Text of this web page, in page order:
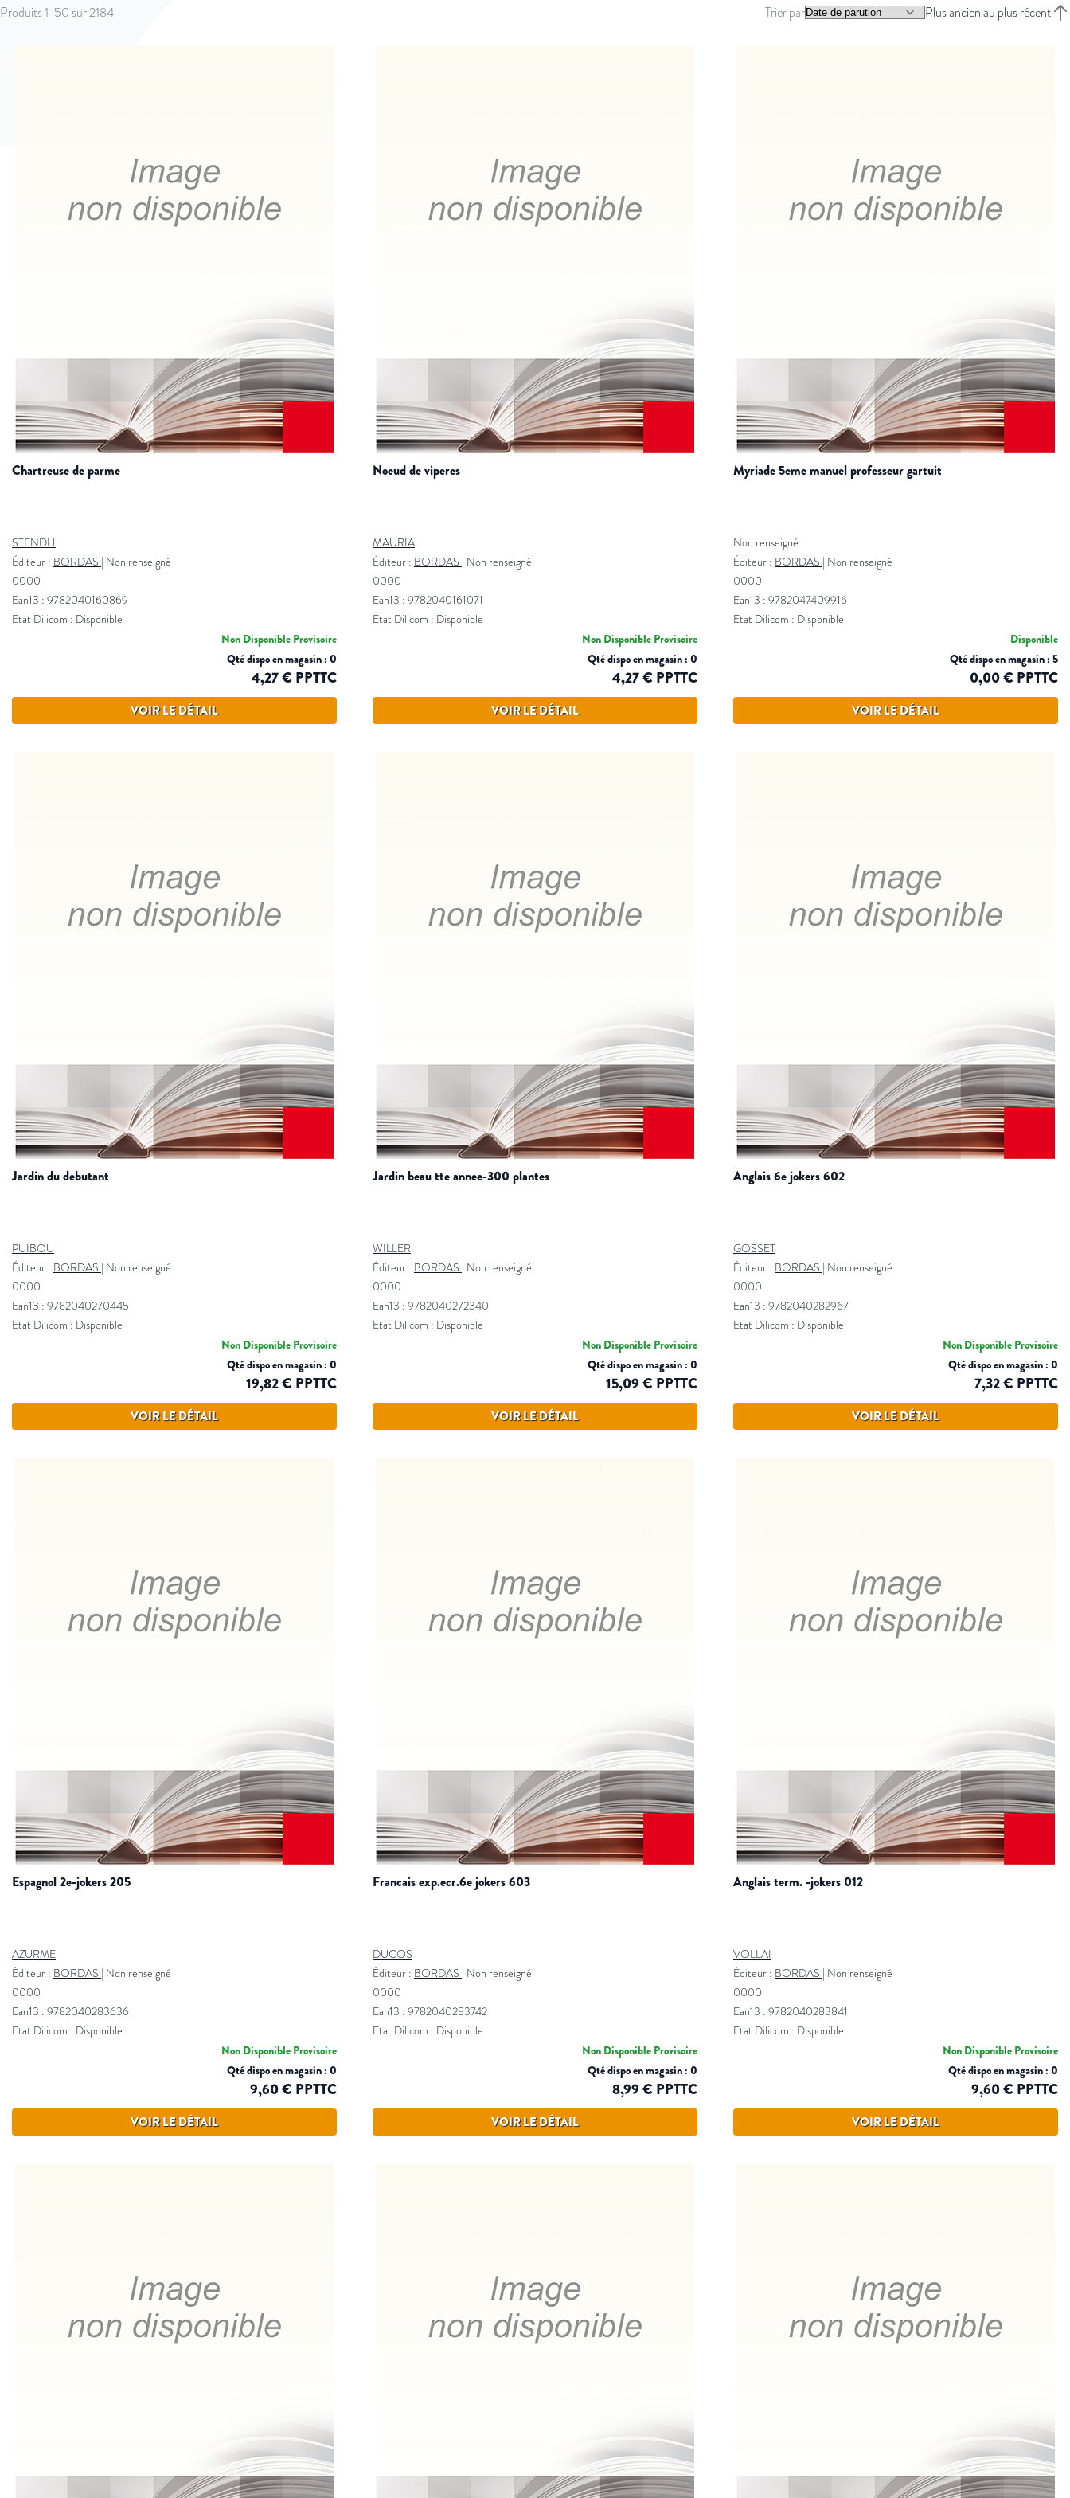
Produits1-50 sur2184 Trier par
Plus ancien au plus récent
chartreuse de parme
STENDH
Éditeur : BORDAS | Non renseigné
0000
Ean13 : 9782040160869
Etat Dilicom : Disponible
Non Disponible Provisoire
Qté dispo en magasin : 0
4,27 € PPTTC
VOIR LE DÉTAIL
noeud de viperes
MAURIA
Éditeur : BORDAS | Non renseigné
0000
Ean13 : 9782040161071
Etat Dilicom : Disponible
Non Disponible Provisoire
Qté dispo en magasin : 0
4,27 € PPTTC
VOIR LE DÉTAIL
myriade 5eme manuel professeur gartuit
Non renseigné
Éditeur : BORDAS | Non renseigné
0000
Ean13 : 9782047409916
Etat Dilicom : Disponible
Disponible
Qté dispo en magasin : 5
0,00 € PPTTC
VOIR LE DÉTAIL
jardin du debutant
PUIBOU
Éditeur : BORDAS | Non renseigné
0000
Ean13 : 9782040270445
Etat Dilicom : Disponible
Non Disponible Provisoire
Qté dispo en magasin : 0
19,82 € PPTTC
VOIR LE DÉTAIL
jardin beau tte annee-300 plantes
WILLER
Éditeur : BORDAS | Non renseigné
0000
Ean13 : 9782040272340
Etat Dilicom : Disponible
Non Disponible Provisoire
Qté dispo en magasin : 0
15,09 € PPTTC
VOIR LE DÉTAIL
anglais 6e jokers 602
GOSSET
Éditeur : BORDAS | Non renseigné
0000
Ean13 : 9782040282967
Etat Dilicom : Disponible
Non Disponible Provisoire
Qté dispo en magasin : 0
7,32 € PPTTC
VOIR LE DÉTAIL
espagnol 2e-jokers 205
AZURME
Éditeur : BORDAS | Non renseigné
0000
Ean13 : 9782040283636
Etat Dilicom : Disponible
Non Disponible Provisoire
Qté dispo en magasin : 0
9,60 € PPTTC
VOIR LE DÉTAIL
francais exp.ecr.6e jokers 603
DUCOS
Éditeur : BORDAS | Non renseigné
0000
Ean13 : 9782040283742
Etat Dilicom : Disponible
Non Disponible Provisoire
Qté dispo en magasin : 0
8,99 € PPTTC
VOIR LE DÉTAIL
anglais term. -jokers 012
VOLLAI
Éditeur : BORDAS | Non renseigné
0000
Ean13 : 9782040283841
Etat Dilicom : Disponible
Non Disponible Provisoire
Qté dispo en magasin : 0
9,60 € PPTTC
VOIR LE DÉTAIL